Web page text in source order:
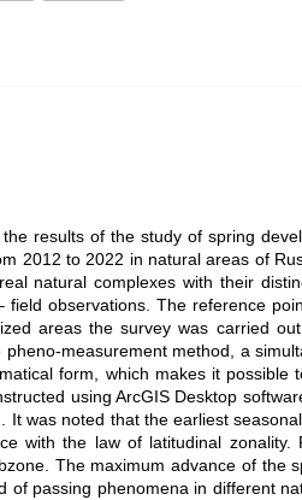
results of the study of spring
2012 to 2022 in natural areas of
natural complexes with their
field observations. The reference
areas the survey was carried
measurement method, a
form, which makes it
using ArcGIS Desktop
It was noted that the earliest
with the law of latitudinal
The maximum advance of the
of passing phenomena in different